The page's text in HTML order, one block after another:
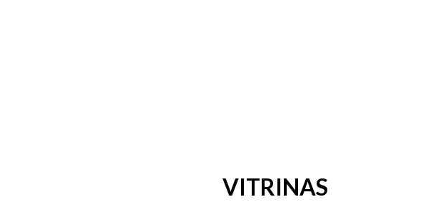
VITRINAS